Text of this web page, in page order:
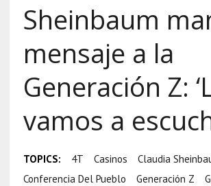
Sheinbaum
mensaje a la
Generación Z:
vamos a
TOPICS: 4T Casinos
Claudia
Conferencia Del Pueblo
Generación Z